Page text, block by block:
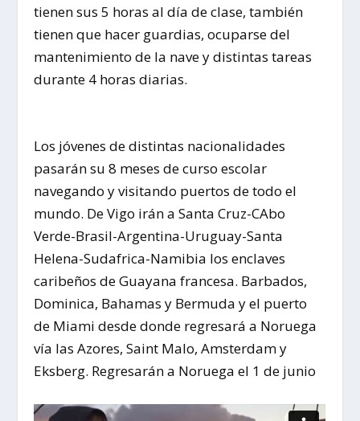
tienen sus 5 horas al día de clase, también
tienen que hacer guardias, ocuparse del
mantenimiento de la nave y distintas tareas
durante 4 horas diarias.
Los jóvenes de distintas nacionalidades
pasarán su 8 meses de curso escolar
navegando y visitando puertos de todo el
mundo. De Vigo irán a Santa Cruz-CAbo
Verde-Brasil-Argentina-Uruguay-Santa
Helena-Sudafrica-Namibia los enclaves
caribeños de Guayana francesa. Barbados,
Dominica, Bahamas y Bermuda y el puerto
de Miami desde donde regresará a Noruega
vía las Azores, Saint Malo, Amsterdam y
Eksberg. Regresarán a Noruega el 1 de junio